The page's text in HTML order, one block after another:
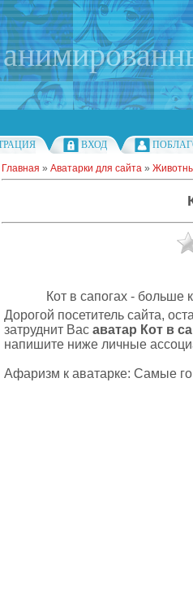
ВХОД
Главная » Аватарки для сайта »
Кот в сапогах - больше
Дорогой посетитель сайта,
затруднит Вас аватар Кот в
напишите ниже личные
Афаризм к аватарке: Самые